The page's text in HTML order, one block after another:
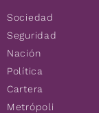
Sociedad
Seguridad
Nación
Política
Cartera
Metrópoli